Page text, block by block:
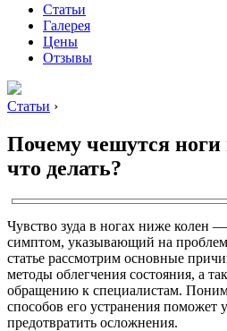
Статьи
Галерея
Цены
Отзывы
Статьи ›
Почему чешутся ноги
что делать?
Чувство зуда в ногах ниже колен
симптом, указывающий на
статье рассмотрим основные
методы облегчения состояния, а
обращению к специалистам.
способов его устранения поможет
предотвратить осложнения.